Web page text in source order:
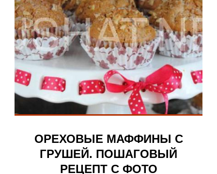
ОРЕХОВЫЕ МАФФИНЫ С
ГРУШЕЙ. ПОШАГОВЫЙ
РЕЦЕПТ С ФОТО